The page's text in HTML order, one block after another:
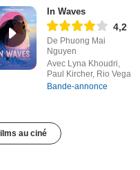
In Waves
4,2
De Phuong Mai
Nguyen
Avec Lyna Khoudri,
Paul Kircher, Rio Vega
Bande-annonce
au ciné